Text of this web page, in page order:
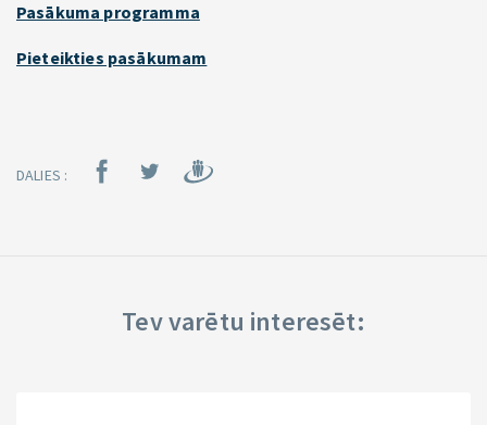
Pasākuma programma
Pieteikties pasākumam
DALIES :
Tev varētu interesēt: